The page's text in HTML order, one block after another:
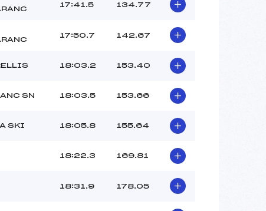
17:41.5 134.77
17:50.7 142.67
18:03.2 153.40
SN 18:03.5 153.66
SKI 18:05.8 155.64
18:22.3 169.81
18:31.9 178.05